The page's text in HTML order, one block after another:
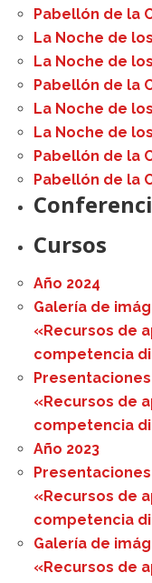
Pabellón de la
La Noche de
La Noche de
Pabellón de la
La Noche de
La Noche de
Pabellón de la
Pabellón de la
Cursos
Año 2024
Galería de
«Recursos de
competencia
«Recursos de
competencia
Año 2023
«Recursos de
competencia
Galería de
«Recursos de